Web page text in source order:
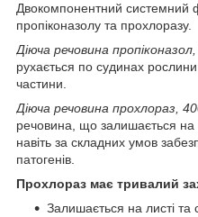
Двокомпонентний системний
пропіконазолу та прохлоразу.
Діюча речовина
рухається по судинах рослини
частини.
Діюча речовина прохлораз,
речовина, що залишається на
навіть за складних умов
патогенів.
Прохлораз має тривалий
Залишається на листі та